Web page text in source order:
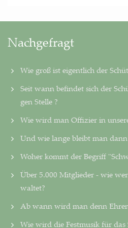
Nachgefragt
Wie groß ist eigentlich der
Seit wann befindet sich der
gen Stelle ?
Wie wird man Offizier in
Und wie lange bleibt man
Woher kommt der Begriff
Über 5.000 Mitglieder - wie
wal­tet?
Ab wann wird man denn
Wie wird die Festmusik für das